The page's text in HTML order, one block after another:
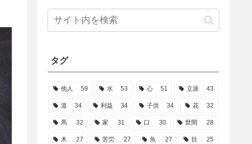
タグ
他人 59 水 53 心 51 立派 43
道 34 利益 34 子供 34 花 32
馬 32 家 31 口 30 世間 28
木 27 苦労 27 魚 27 目 25